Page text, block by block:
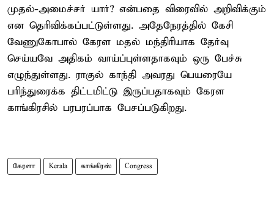
முதல்-அமைச்சர் யார்? என்பதை விரைவில் அறிவிக்கும்
என தெரிவிக்கப்பட்டுள்ளது. அதேநேரத்தில் கேசி
வேணுகோபால் கேரள மதல் மந்திரியாக தேர்வு
செய்யவே அதிகம் வாய்ப்புள்ளதாகவும் ஒரு பேச்சு
எழுந்துள்ளது. ராகுல் காந்தி அவரது பெயரையே
பரிந்துரைக்க திட்டமிட்டு இருப்பதாகவும் கேரள
காங்கிரசில் பரபரப்பாக பேசப்படுகிறது.
கேரளா Kerala காங்கிரஸ் Congress